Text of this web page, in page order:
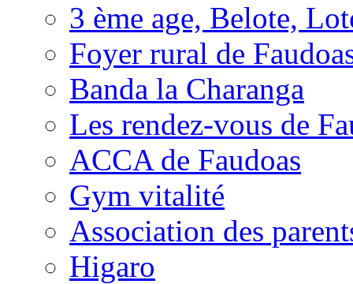
3 ème age, Belote,
Foyer rural de
Banda la Charanga
Les rendez-vous de
ACCA de Faudoas
Gym vitalité
Association des
Higaro